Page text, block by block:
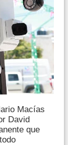
Macías
David
que